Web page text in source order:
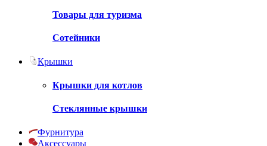
Товары для туризма
Сотейники
Крышки
Крышки для котлов
Стеклянные крышки
Фурнитура
Аксессуары